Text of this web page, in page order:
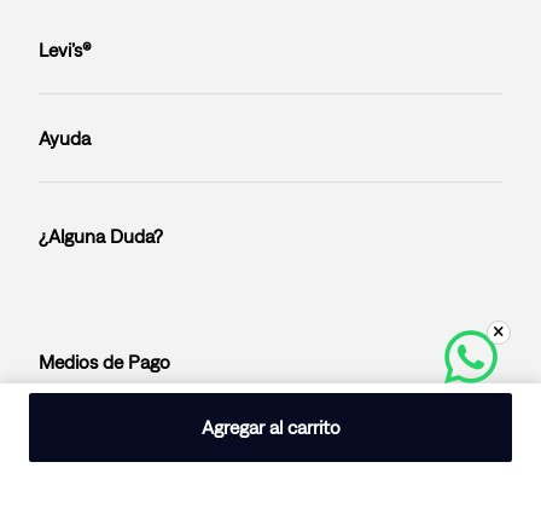
Agregar al carrito
Levi’s®
Ayuda
¿Alguna Duda?
Medios de Pago